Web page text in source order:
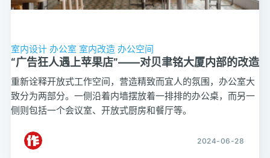
室内设计 办公室 室内改造 办公空间
“广告狂人遇上苹果店”——对贝聿铭大厦内部的改造
重新诠释开放式工作空间，营造精致而宜人的氛围，办公室大
致分为两部分。一侧沿着内墙摆放着一排排的办公桌，而另一
侧则包括一个会议室、开放式厨房和餐厅等。
2024-06-28